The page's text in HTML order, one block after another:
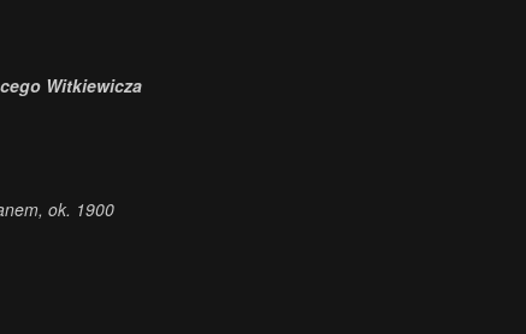
Witkiewicza
ok. 1900